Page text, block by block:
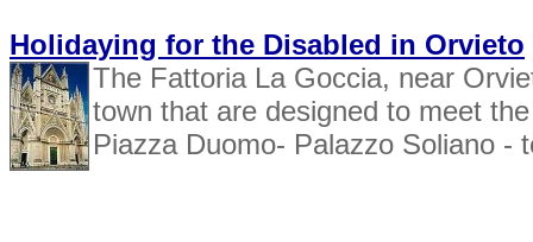
Holidaying for the Disabled in Orvieto
The Fattoria La Goccia, near
town that are designed to meet
Piazza Duomo- Palazzo Soliano -